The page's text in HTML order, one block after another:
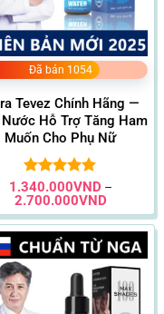
Đã bán 1054
Tevez Chính Hãng —
Hỗ Trợ Tăng Ham
Muốn Cho Phụ Nữ
Được xếp
hạng4.81
5 sao
1.340.000VND –
2.700.000VNDKhoảng
từ
đến